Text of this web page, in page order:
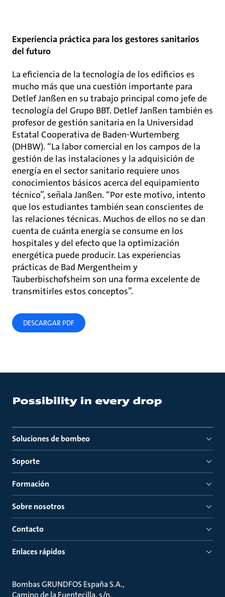
Experiencia práctica para los gestores sanitarios
del futuro
La eficiencia de la tecnología de los edificios es
mucho más que una cuestión importante para
Detlef Janßen en su trabajo principal como jefe de
tecnología del Grupo BBT. Detlef Janßen también es
profesor de gestión sanitaria en la Universidad
Estatal Cooperativa de Baden-Wurtemberg
(DHBW). “La labor comercial en los campos de la
gestión de las instalaciones y la adquisición de
energía en el sector sanitario requiere unos
conocimientos básicos acerca del equipamiento
técnico”, señala Janßen. “Por este motivo, intento
que los estudiantes también sean conscientes de
las relaciones técnicas. Muchos de ellos no se dan
cuenta de cuánta energía se consume en los
hospitales y del efecto que la optimización
energética puede producir. Las experiencias
prácticas de Bad Mergentheim y
Tauberbischofsheim son una forma excelente de
transmitirles estos conceptos”.
DESCARGAR PDF
Soluciones de bombeo
Soporte
Formación
Sobre nosotros
Contacto
Enlaces rápidos
Bombas GRUNDFOS España S.A.